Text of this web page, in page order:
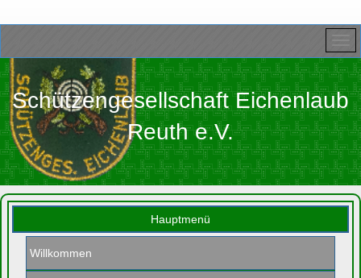
Schützengesellschaft Eichenlaub
Reuth e.V.
Hauptmenü
Willkommen